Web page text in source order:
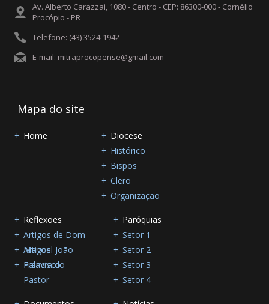
Av. Alberto Carazzai, 1080 - Centro - CEP: 86300-000 - Cornélio
Procópio - PR
Telefone: (43) 3524-1942
E-mail: mitraprocopense@gmail.com
Mapa do site
Home
Diocese
Histórico
Bispos
Clero
Organização
Reflexões
Artigos de Dom
Manoel João
Francisco
Artigos
Palavra do
Pastor
Paróquias
Setor 1
Setor 2
Setor 3
Setor 4